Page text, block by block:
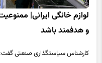
لوازم خانگی ایرانی|
و هدفمند باشد
کارشناس سیاستگذاری صنعتی